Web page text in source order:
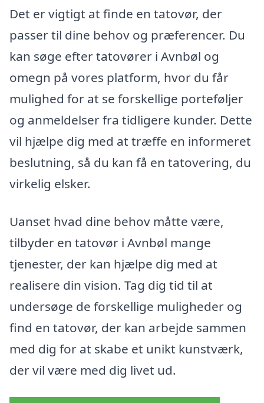
Det er vigtigt at finde en tatovør, der
passer til dine behov og præferencer. Du
kan søge efter tatovører i Avnbøl og
omegn på vores platform, hvor du får
mulighed for at se forskellige porteføljer
og anmeldelser fra tidligere kunder. Dette
vil hjælpe dig med at træffe en informeret
beslutning, så du kan få en tatovering, du
virkelig elsker.
Uanset hvad dine behov måtte være,
tilbyder en tatovør i Avnbøl mange
tjenester, der kan hjælpe dig med at
realisere din vision. Tag dig tid til at
undersøge de forskellige muligheder og
find en tatovør, der kan arbejde sammen
med dig for at skabe et unikt kunstværk,
der vil være med dig livet ud.